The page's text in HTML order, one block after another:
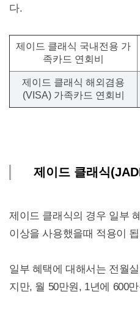
다.
제이드 클래식 국내전용 가
족카드 연회비
제이드 클래식 해외겸용
(VISA) 가족카드 연회비
제이드 클래식
제이드 클래식의 경우 일부
이상을 사용했을때 적용이
일부 혜택에 대해서는 전월
지만, 월 50만원, 1년에 600